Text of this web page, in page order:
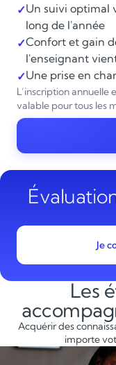
✓Un suivi optimal
long de l'année
✓Confort et gain
l'enseignant
✓Une prise en
L’inscription annuelle
valable pour tous les
Je
Les
Acquérir des
importe